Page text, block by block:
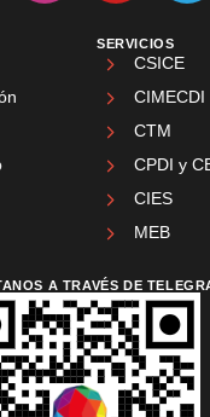
SERVICIOS
CSICE
CIMECDI
CTM
CPDI y
CIES
MEB
A TRAVÉS DE